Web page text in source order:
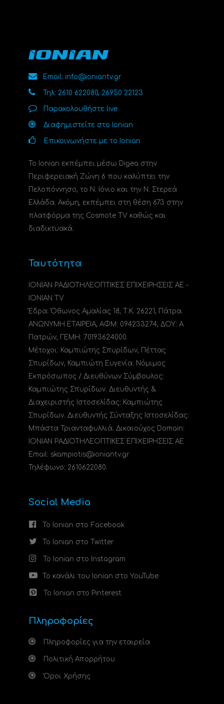
Email: info@ioniantv.gr
Τηλ: 2610 622080, 26950 22123
Παρακολουθήστε live
Διαφημιστείτε στο Ionian
Επικοινωνήστε με το Ionian
Το Ionian εκπέμπει μέσω Digea στην
Περιφερειακή Ζώνη 6 που καλύπτει την
Πελοπόννησο, το N. Ιόνιο και την Ν. Στερεά
Ελλάδα. Ακόμη, εκπέμπει στη θέση 673 στην
πλατφόρμα της Cosmote TV καθώς και
διαδικτυακά.
Ταυτότητα
ΙΟΝΙΑΝ ΡΑΔΙΟΤΗΛΕΟΠΤΙΚΕΣ ΕΠΙΧΕΙΡΗΣΕΙΣ ΑΕ -
IONIAN TV
Έδρα: Όθωνος Αμαλίας 18, Τ.Κ. 26221, Πάτρα.
ΑΝΩΝΥΜΗ ΕΤΑΙΡΕΙΑ, ΑΦΜ: 094233274, ΔΟΥ: A
Πατρών, ΓΕΜΗ: 70193624000.
Μέτοχοι: Καμπιώτης Σπυρίδων, Πέττας
Σπυρίδων, Καμπιώτη Ευγενία. Νόμιμος
Εκπρόσωπος / Διευθύνων Σύμβουλος:
Καμπιώτης Σπυρίδων. Διευθυντής &
Διαχειριστής Ιστοσελίδας: Καμπιώτης
Σπυρίδων. Διευθυντής Σύνταξης Ιστοσελίδας:
Μπάστα Τριανταφυλλιά. Δικαιούχος Domain:
ΙΟΝΙΑΝ ΡΑΔΙΟΤΗΛΕΟΠΤΙΚΕΣ ΕΠΙΧΕΙΡΗΣΕΙΣ ΑΕ
Email: skampiotis@ioniantv.gr
Τηλέφωνο: 2610622080.
Social Media
Το Ionian στο Facebook
Το Ionian στο Twitter
Το Ionian στο Instagram
Το κανάλι του Ionian στο YouTube
Το Ionian στο Pinterest
Πληροφορίες
Πληροφορίες για την εταιρεία
Πολιτική Απορρήτου
Όροι Χρήσης